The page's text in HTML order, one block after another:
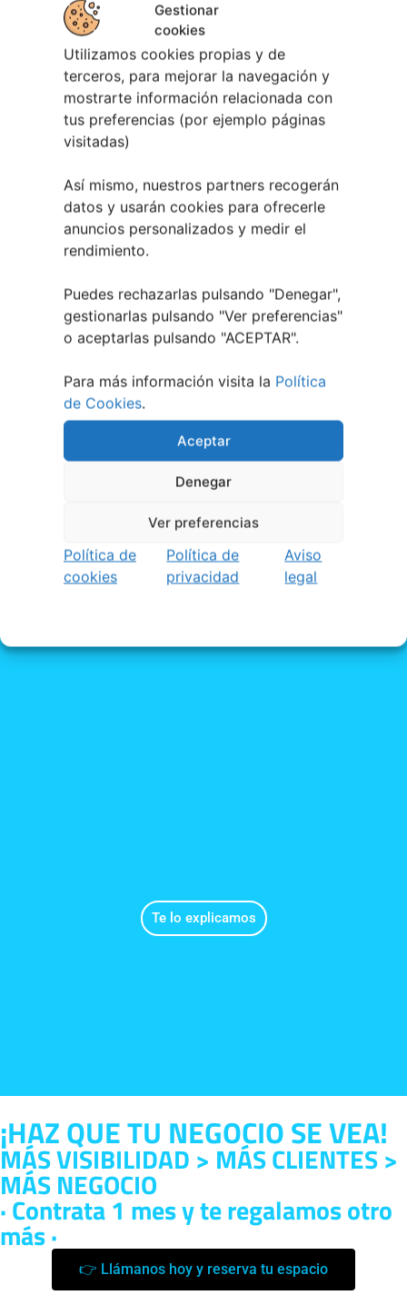
Gestionar
cookies
Utilizamos cookies propias y de
terceros, para mejorar la navegación y
mostrarte información relacionada con
tus preferencias (por ejemplo páginas
visitadas)
Así mismo, nuestros partners recogerán
datos y usarán cookies para ofrecerle
anuncios personalizados y medir el
rendimiento.
Puedes rechazarlas pulsando "Denegar",
gestionarlas pulsando "Ver preferencias"
o aceptarlas pulsando "ACEPTAR".
Para más información visita la Política
de Cookies.
Aceptar
Denegar
Ver preferencias
Política de
cookies
Política de
privacidad
Aviso
legal
Diputación de Pontevedra y tratarán una nueva línea
estratégica de trabajo de la Asociación Galega de
Empresas de Artes […]
¿QUIERES RECIBIR NOTIFICACIONES DE LOS
EVENTOS DE TU CIUDAD?
Te lo explicamos
¡HAZ QUE TU NEGOCIO SE VEA!
MÁS VISIBILIDAD > MÁS CLIENTES >
MÁS NEGOCIO
· Contrata 1 mes y te regalamos otro
más ·
👉 Llámanos hoy y reserva tu espacio